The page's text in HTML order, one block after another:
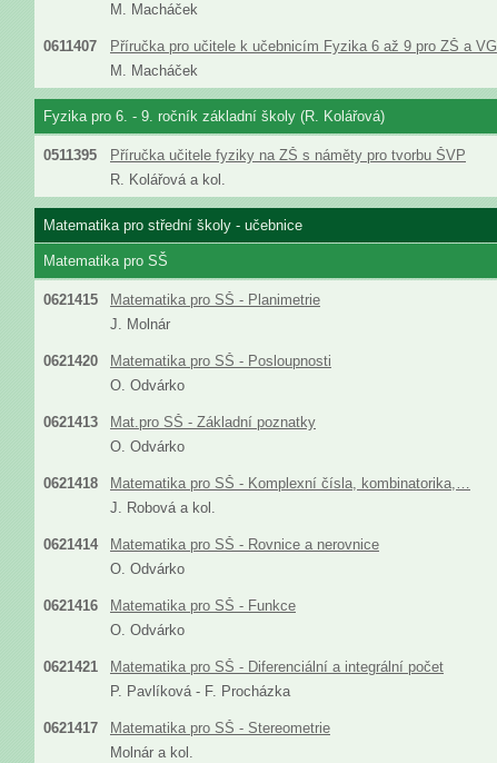
M. Macháček
0611407
Příručka pro učitele k učebnicím Fyzika 6 až 9 pro ZŠ a VG
M. Macháček
Fyzika pro 6. - 9. ročník základní školy (R. Kolářová)
0511395
Příručka učitele fyziky na ZŠ s náměty pro tvorbu ŠVP
R. Kolářová a kol.
Matematika pro střední školy - učebnice
Matematika pro SŠ
0621415
Matematika pro SŠ - Planimetrie
J. Molnár
0621420
Matematika pro SŠ - Posloupnosti
O. Odvárko
0621413
Mat.pro SŠ - Základní poznatky
O. Odvárko
0621418
Matematika pro SŠ - Komplexní čísla, kombinatorika,…
J. Robová a kol.
0621414
Matematika pro SŠ - Rovnice a nerovnice
O. Odvárko
0621416
Matematika pro SŠ - Funkce
O. Odvárko
0621421
Matematika pro SŠ - Diferenciální a integrální počet
P. Pavlíková - F. Procházka
0621417
Matematika pro SŠ - Stereometrie
Molnár a kol.